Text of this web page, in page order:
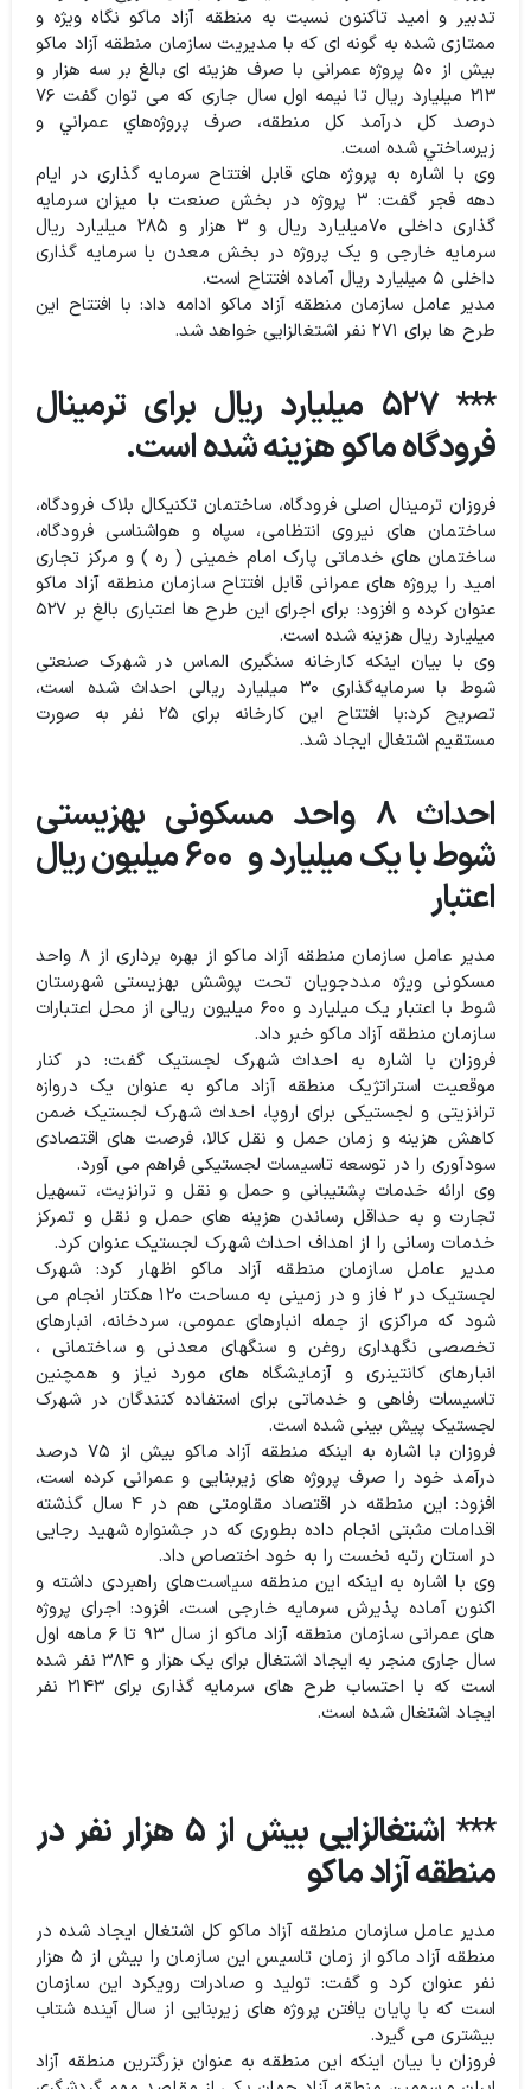
تدبیر و امید تاکنون نسبت به منطقه آزاد ماکو نگاه ویژه و
ممتازی شده به گونه ای که با مدیریت سازمان منطقه آزاد ماکو
بیش از ۵۰ پروژه عمرانی با صرف هزینه ای بالغ بر سه هزار و
۲۱۳ میلیارد ریال تا نیمه اول سال جاری که می توان گفت ۷۶
درصد کل درآمد کل منطقه، صرف پروژه‌هاي عمراني و
زيرساختي شده است.
وی با اشاره به پروژه های قابل افتتاح سرمایه گذاری در ایام
دهه فجر گفت: ۳ پروژه در بخش صنعت با میزان سرمایه
گذاری داخلی ۷۰میلیارد ریال و ۳ هزار و ۲۸۵ میلیارد ریال
سرمایه خارجی و یک پروژه در بخش معدن با سرمایه گذاری
داخلی ۵ میلیارد ریال آماده افتتاح است.
مدیر عامل سازمان منطقه آزاد ماکو ادامه داد: با افتتاح این
طرح ها برای ۲۷۱ نفر اشتغالزایی خواهد شد.
*** ۵۲۷ میلیارد ریال برای ترمینال
فرودگاه ماکو هزینه شده است.
فروزان ترمینال اصلی فرودگاه، ساختمان تکنیکال بلاک فرودگاه،
ساختمان های نیروی انتظامی، سپاه و هواشناسی فرودگاه،
ساختمان های خدماتی پارک امام خمینی ( ره ) و مرکز تجاری
امید را پروژه های عمرانی قابل افتتاح سازمان منطقه آزاد ماکو
عنوان کرده و افزود: برای اجرای این طرح ها اعتباری بالغ بر ۵۲۷
میلیارد ریال هزینه شده است.
وی با بیان اینکه کارخانه سنگبری الماس در شهرک صنعتی
شوط با سرمایه‌گذاری ۳۰ میلیارد ریالی احداث شده است،
تصریح کرد:با افتتاح این کارخانه برای ۲۵ نفر به صورت
مستقیم اشتغال ایجاد شد.
احداث ۸ واحد مسکونی بهزیستی
شوط با یک میلیارد و ۶۰۰ میلیون ریال
اعتبار
مدیر عامل سازمان منطقه آزاد ماکو از بهره برداری از ۸ واحد
مسکونی ویژه مددجویان تحت پوشش بهزیستی شهرستان
شوط با اعتبار یک میلیارد و ۶۰۰ میلیون ریالی از محل اعتبارات
سازمان منطقه آزاد ماکو خبر داد.
فروزان با اشاره به احداث شهرک لجستیک گفت: در کنار
موقعیت استراتژیک منطقه آزاد ماکو به عنوان یک دروازه
ترانزیتی و لجستیکی برای اروپا، احداث شهرک لجستیک ضمن
کاهش هزینه و زمان حمل و نقل کالا، فرصت های اقتصادی
سودآوری را در توسعه تاسیسات لجستیکی فراهم می آورد.
وی ارائه خدمات پشتیبانی و حمل و نقل و ترانزیت، تسهیل
تجارت و به حداقل رساندن هزینه های حمل و نقل و تمرکز
خدمات رسانی را از اهداف احداث شهرک لجستیک عنوان کرد.
مدیر عامل سازمان منطقه آزاد ماکو اظهار کرد: شهرک
لجستیک در ۲ فاز و در زمینی به مساحت ۱۲۰ هکتار انجام می
شود که مراکزی از جمله انبارهای عمومی، سردخانه، انبارهای
تخصصی نگهداری روغن و سنگهای معدنی و ساختمانی ،
انبارهای کانتینری و آزمایشگاه های مورد نیاز و همچنین
تاسیسات رفاهی و خدماتی برای استفاده کنندگان در شهرک
لجستیک پیش بینی شده است.
فروزان با اشاره به اینکه منطقه آزاد ماکو بیش از ۷۵ درصد
درآمد خود را صرف پروژه های زیربنایی و عمرانی کرده است،
افزود: این منطقه در اقتصاد مقاومتی هم در ۴ سال گذشته
اقدامات مثبتی انجام داده بطوری که در جشنواره شهید رجایی
در استان رتبه نخست را به خود اختصاص داد.
وی با اشاره به اینکه این منطقه سیاست‌های راهبردی داشته و
اکنون آماده پذیرش سرمایه خارجی است، افزود: اجرای پروژه
های عمرانی سازمان منطقه آزاد ماکو از سال ۹۳ تا ۶ ماهه اول
سال جاری منجر به ایجاد اشتغال برای یک هزار و ۳۸۴ نفر شده
است که با احتساب طرح های سرمایه گذاری برای ۲۱۴۳ نفر
ایجاد اشتغال شده است.
*** اشتغالزایی بیش از ۵ هزار نفر در
منطقه آزاد ماکو
مدیر عامل سازمان منطقه آزاد ماکو کل اشتغال ایجاد شده در
منطقه آزاد ماکو از زمان تاسیس این سازمان را بیش از ۵ هزار
نفر عنوان کرد و گفت: تولید و صادرات رویکرد این سازمان
است که با پایان یافتن پروژه های زیربنایی از سال آینده شتاب
بیشتری می گیرد.
فروزان با بیان اینکه این منطقه به عنوان بزرگترین منطقه آزاد